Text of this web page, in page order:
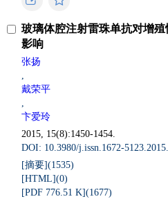
玻璃体腔注射雷珠单抗对增
影响
张扬
,
戴荣平
,
卞爱玲
2015, 15(8):1450-1454.
DOI: 10.3980/j.issn.1672-
[摘要](1535)
[HTML](0)
[PDF 776.51 K](1677)